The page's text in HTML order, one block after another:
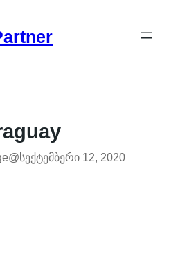
სექტემბერი 12, 2020